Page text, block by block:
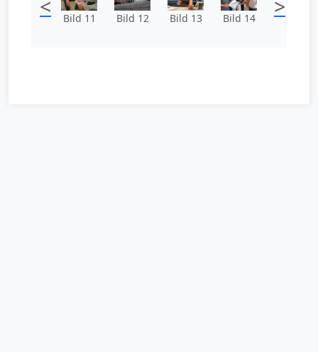
< Bild 11 Bild 12 Bild 13 Bild 14 >